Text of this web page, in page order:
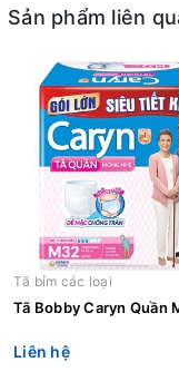
Sản phẩm liên
Tã bỉm các loại
Tã Bobby Caryn Quần
Liên hệ